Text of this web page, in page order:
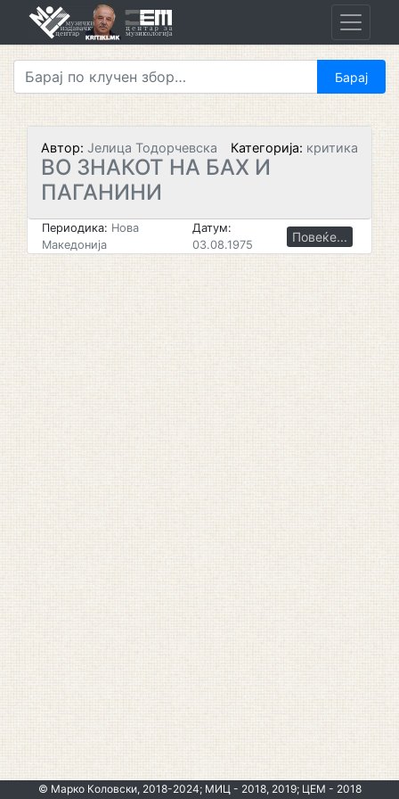
Автор: Јелица Тодорчевска Категорија: критика
ВО ЗНАКОТ НА БАХ И
ПАГАНИНИ
Периодика: Нова
Македонија
Датум:
03.08.1975
Повеќе...
© Марко Коловски, 2018-2024; МИЦ - 2018, 2019; ЦЕМ - 2018